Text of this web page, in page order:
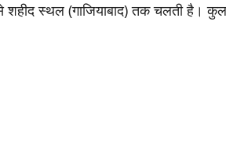
शहीद स्थल (गाजियाबाद) तक चलती है।